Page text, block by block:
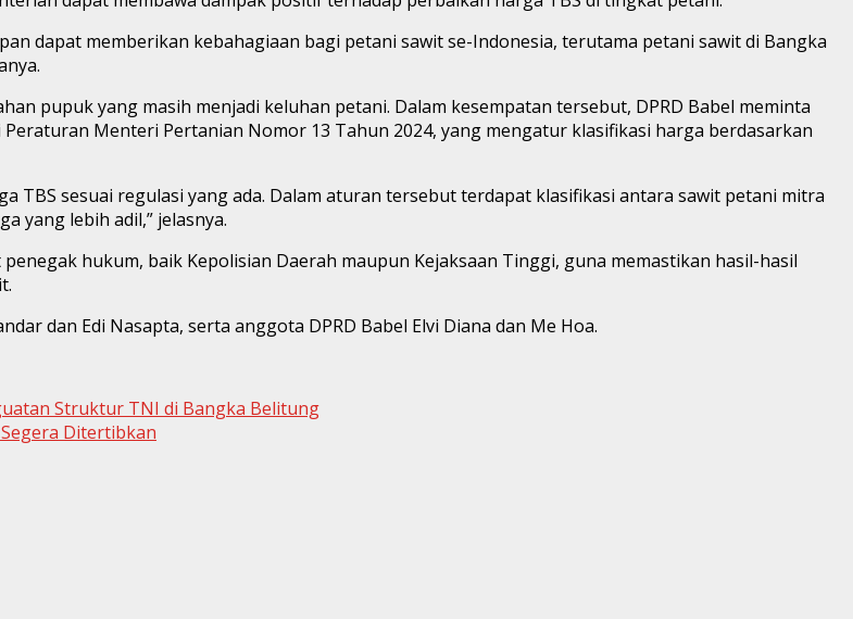
dapat memberikan kebahagiaan bagi petani sawit se-Indonesia, terutama petani sawit di Bangka
pupuk yang masih menjadi keluhan petani. Dalam kesempatan tersebut, DPRD Babel meminta
Menteri Pertanian Nomor 13 Tahun 2024, yang mengatur klasifikasi harga berdasarkan
TBS sesuai regulasi yang ada. Dalam aturan tersebut terdapat klasifikasi antara sawit petani mitra
yang lebih adil,” jelasnya.
hukum, baik Kepolisian Daerah maupun Kejaksaan Tinggi, guna memastikan hasil-hasil
dan Edi Nasapta, serta anggota DPRD Babel Elvi Diana dan Me Hoa.
Struktur TNI di Bangka Belitung
Ditertibkan